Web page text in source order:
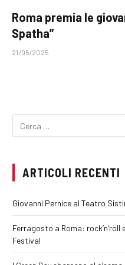
Roma premia le
Spatha”
21/05/2025
ARTICOLI RECENTI
Giovanni Pernice al Teatro
Ferragosto a Roma: rock’n’roll
Festival